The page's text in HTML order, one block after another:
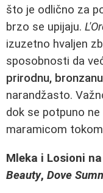
što je odlično za
brzo se upijaju.
izuzetno hvaljen
sposobnosti da
prirodnu,
narandžasto.
dok se potpuno
maramicom
Mleka i Losioni
Beauty, Dove